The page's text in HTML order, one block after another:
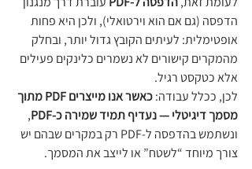
הדפסה (גם אם הוא וירטואלי), ולכן היא פחות
אופטימלית: לעיתים הקובץ גדול יותר, ובחלק
מהמקרים קישורים לא נשמרים כלינקים פעילים
אלא כטקסט רגיל.
לכן, ככלל עבודה:
כאשר אנו מייצרים PDF מתוך
מסמך דיגיטלי — נעדיף תמיד שמירה כ-PDF
,
ונשתמש בהדפסה ל-PDF רק במקרים שבהם יש
צורך מיוחד “לשטח” או לייצב את המסמך.